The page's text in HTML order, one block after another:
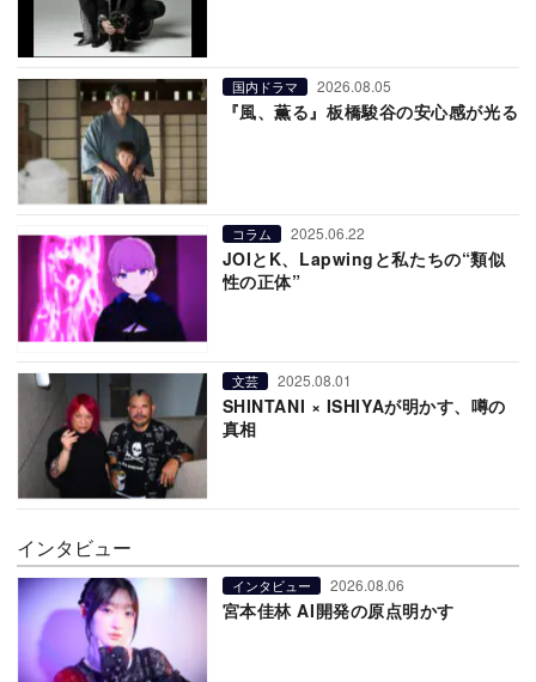
国内ドラマ 2026.08.05
『風、薫る』板橋駿谷の安心感が光る
コラム 2025.06.22
JOIとK、Lapwingと私たちの“類似
性の正体”
文芸 2025.08.01
SHINTANI × ISHIYAが明かす、噂の
真相
インタビュー
インタビュー 2026.08.06
宮本佳林 AI開発の原点明かす